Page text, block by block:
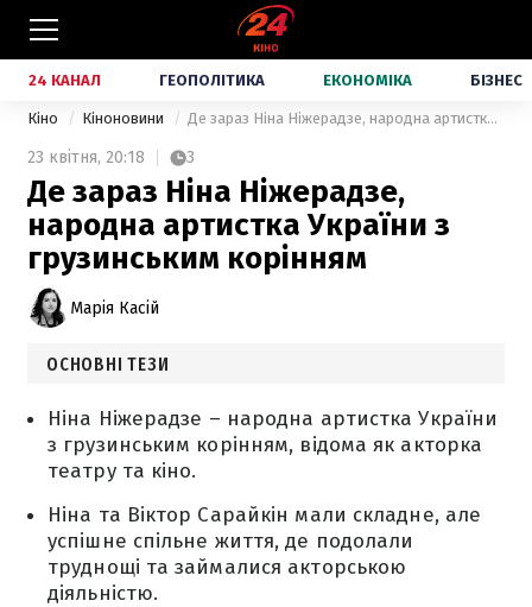
24 КАНАЛ ГЕОПОЛІТИКА ЕКОНОМІКА БІЗНЕС
Кіно Кіноновини Де зараз Ніна Ніжерадзе, народна артистка України з грузинським корінням
23 квітня, 20:18 3
Де зараз Ніна Ніжерадзе,
народна артистка України з
грузинським корінням
Марія Касій
ОСНОВНІ ТЕЗИ
Ніна Ніжерадзе – народна артистка України
з грузинським корінням, відома як акторка
театру та кіно.
Ніна та Віктор Сарайкін мали складне, але
успішне спільне життя, де подолали
труднощі та займалися акторською
діяльністю.